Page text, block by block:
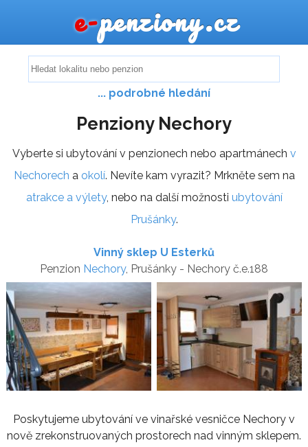
e-penziony.cz
... podrobné hledání
Penziony Nechory
Vyberte si ubytování v penzionech nebo apartmánech v
Nechorech a okolí. Nevíte kam vyrazit? Mrkněte sem na
atrakce a výlety, nebo na další možnosti ubytování
Prušánky.
Vinný sklep U Esterků
Penzion Nechory, Prušánky - Nechory č.e.188
Poskytujeme ubytování ve vinařské vesničce Nechory v
nově zrekonstruovaných prostorech nad vinným sklepem.